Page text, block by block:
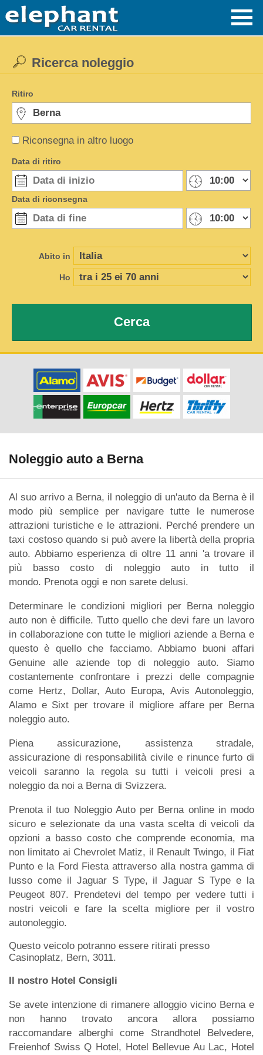
Riconsegna in altro luogo
Ricerca noleggio
Ritiro
Data di ritiro
Data di riconsegna
Abito in
Ho
Cerca
Noleggio auto a Berna
Al suo arrivo a Berna, il noleggio di un'auto da Berna è il
modo più semplice per navigare tutte le numerose
attrazioni turistiche e le attrazioni. Perché prendere un
taxi costoso quando si può avere la libertà della propria
auto. Abbiamo esperienza di oltre 11 anni 'a trovare il
più basso costo di noleggio auto in tutto il
mondo. Prenota oggi e non sarete delusi.
Determinare le condizioni migliori per Berna noleggio
auto non è difficile. Tutto quello che devi fare un lavoro
in collaborazione con tutte le migliori aziende a Berna e
questo è quello che facciamo. Abbiamo buoni affari
Genuine alle aziende top di noleggio auto. Siamo
costantemente confrontare i prezzi delle compagnie
come Hertz, Dollar, Auto Europa, Avis Autonoleggio,
Alamo e Sixt per trovare il migliore affare per Berna
noleggio auto.
Piena assicurazione, assistenza stradale,
assicurazione di responsabilità civile e rinunce furto di
veicoli saranno la regola su tutti i veicoli presi a
noleggio da noi a Berna di Svizzera.
Prenota il tuo Noleggio Auto per Berna online in modo
sicuro e selezionate da una vasta scelta di veicoli da
opzioni a basso costo che comprende economia, ma
non limitato ai Chevrolet Matiz, il Renault Twingo, il Fiat
Punto e la Ford Fiesta attraverso alla nostra gamma di
lusso come il Jaguar S Type, il Jaguar S Type e la
Peugeot 807. Prendetevi del tempo per vedere tutti i
nostri veicoli e fare la scelta migliore per il vostro
autonoleggio.
Questo veicolo potranno essere ritirati presso
Casinoplatz, Bern, 3011.
Il nostro Hotel Consigli
Se avete intenzione di rimanere alloggio vicino Berna e
non hanno trovato ancora allora possiamo
raccomandare alberghi come Strandhotel Belvedere,
Freienhof Swiss Q Hotel, Hotel Bellevue Au Lac, Hotel